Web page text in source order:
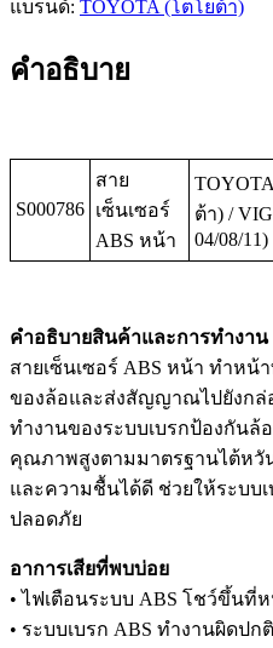
แบรนด์: TOYOTA (โตโยต้า)
คำอธิบาย
S000786
สาย
เซ็นเซอร์
ABS หน้า
ต้า) /
04/08/11)
คำอธิบายสินค้าและการทำงาน
สายเซ็นเซอร์ ABS หน้า ทำหน้
ของล้อและส่งสัญญาณไปยังกล่
ทำงานของระบบเบรกป้องกันล้
คุณภาพสูงตามมาตรฐานไต้ห
และความชื้นได้ดี ช่วยให้ระบบ
ปลอดภัย
อาการเสียที่พบบ่อย
• ไฟเตือนระบบ ABS โชว์ขึ้นที่
• ระบบเบรก ABS ทำงานผิดป